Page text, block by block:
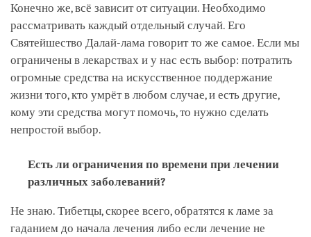
Конечно же, всё зависит от ситуации. Необходимо
рассматривать каждый отдельный случай. Его
Святейшество Далай-лама говорит то же самое. Если мы
ограничены в лекарствах и у нас есть выбор: потратить
огромные средства на искусственное поддержание
жизни того, кто умрёт в любом случае, и есть другие,
кому эти средства могут помочь, то нужно сделать
непростой выбор.
Есть ли ограничения по времени при лечении
различных заболеваний?
Не знаю. Тибетцы, скорее всего, обратятся к ламе за
гаданием до начала лечения либо если лечение не